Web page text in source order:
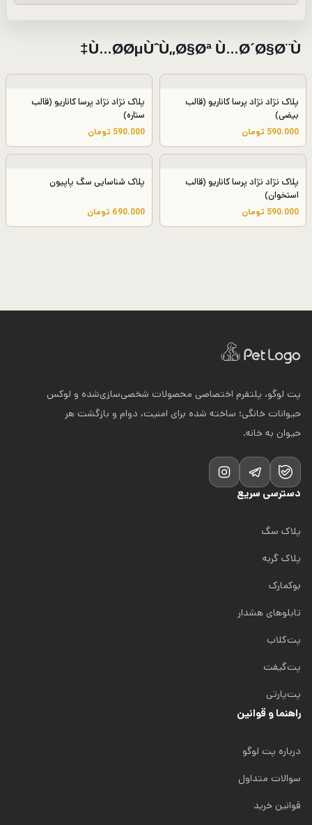
Ù…Ø­ØµÙˆÙ„Ø§Øª Ù…Ø´Ø§Ø¨Ù‡
پلاک نژاد نژاد پرسا کاناریو (قالب
بیضی)
590.000 تومان
پلاک نژاد نژاد پرسا کاناریو (قالب
ستاره)
590.000 تومان
پلاک نژاد نژاد پرسا کاناریو (قالب
استخوان)
590.000 تومان
پلاک شناسایی سگ پاپیون
690.000 تومان
پت لوگو، پلتفرم اختصاصی محصولات شخصی‌سازی‌شده و لوکس
حیوانات خانگی؛ ساخته شده برای امنیت، دوام و بازگشت هر
حیوان به خانه.
دسترسی سریع
پلاک سگ
پلاک گربه
بوکمارک
تابلوهای هشدار
پت‌کلاب
پت‌گیفت
پت‌پارتی
راهنما و قوانین
درباره پت لوگو
سوالات متداول
قوانین خرید